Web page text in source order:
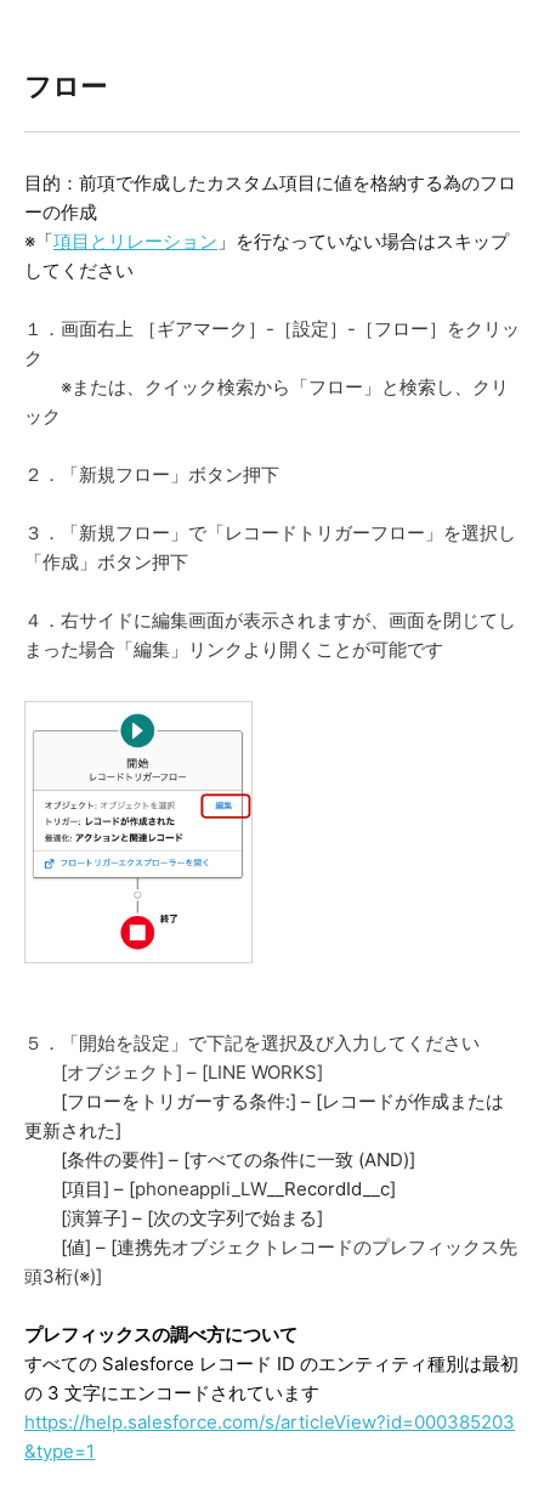
フロー
目的：前項で作成したカスタム項目に値を格納する為のフロ
ーの作成
※「項目とリレーション 」を行なっていない場合はスキップ
してください
１．画面右上 ［ギアマーク］-［設定］-［フロー］をクリッ
ク
※または、クイック検索から「フロー」と検索し、クリ
ック
２．「新規フロー」ボタン押下
３．「新規フロー」で「レコードトリガーフロー」を選択し
「作成」ボタン押下
４．右サイドに編集画面が表示されますが、 画面を閉じてし
まった場合「編集」リンクより開くことが可能です
５．「開始を設定」で下記を選択及び入力してください
[オブジェクト] – [LINE WORKS]
[フローをトリガーする条件:] – [レコードが作成または
更新された]
[条件の要件] – [すべての条件に一致 (AND)]
[項目] – [phoneappli_LW __RecordId__c]
[演算子] – [次の文字列で始まる]
[値] – [連携先オブジェクトレコードのプレフィックス先
頭3桁(※)]
プレフィックスの調べ方について
すべての Salesforce レコード ID のエンティティ種別は最初
の 3 文字にエンコードされています
https://help.salesforce.com/s/articleView?id=000385203
&type=1